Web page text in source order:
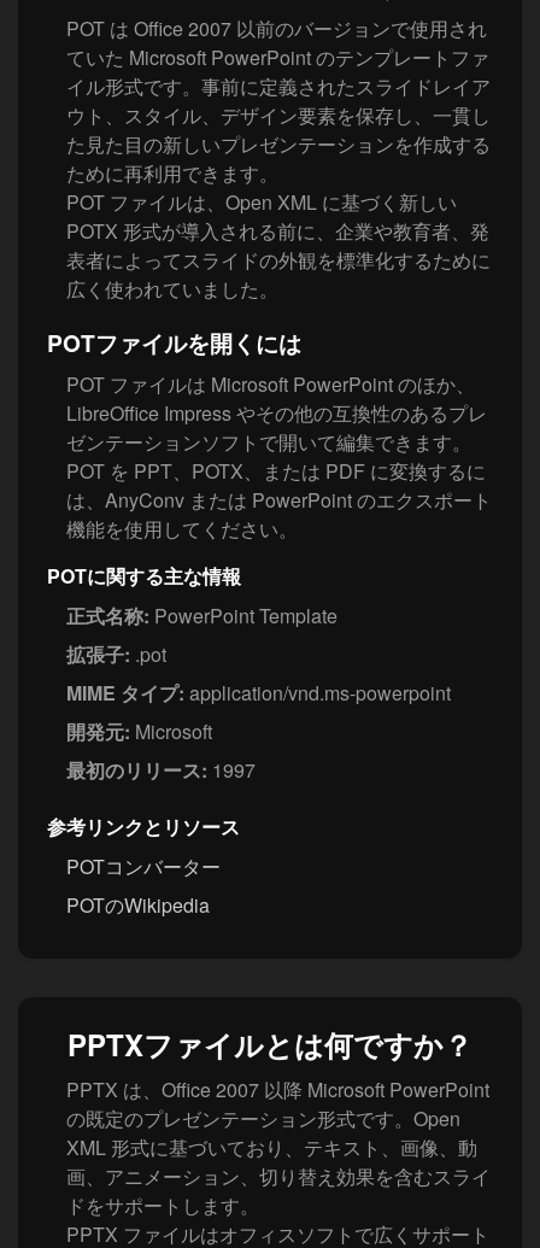
POT は Office 2007 以前のバージョンで使用され
ていた Microsoft PowerPoint のテンプレートファ
イル形式です。事前に定義されたスライドレイア
ウト、スタイル、デザイン要素を保存し、一貫し
た見た目の新しいプレゼンテーションを作成する
ために再利用できます。
POT ファイルは、Open XML に基づく新しい
POTX 形式が導入される前に、企業や教育者、発
表者によってスライドの外観を標準化するために
広く使われていました。
POTファイルを開くには
POT ファイルは Microsoft PowerPoint のほか、
LibreOffice Impress やその他の互換性のあるプレ
ゼンテーションソフトで開いて編集できます。
POT を PPT、POTX、または PDF に変換するに
は、AnyConv または PowerPoint のエクスポート
機能を使用してください。
POTに関する主な情報
正式名称: PowerPoint Template
拡張子: .pot
MIME タイプ: application/vnd.ms-powerpoint
開発元: Microsoft
最初のリリース: 1997
参考リンクとリソース
POTコンバーター
POTのWikipedia
PPTXファイルとは何ですか？
PPTX は、Office 2007 以降 Microsoft PowerPoint
の既定のプレゼンテーション形式です。Open
XML 形式に基づいており、テキスト、画像、動
画、アニメーション、切り替え効果を含むスライ
ドをサポートします。
PPTX ファイルはオフィスソフトで広くサポート